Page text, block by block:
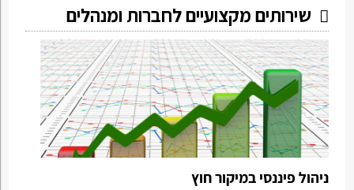
שירותים מקצועיים לחברות ומנהלים
ניהול פיננסי במיקור חוץ